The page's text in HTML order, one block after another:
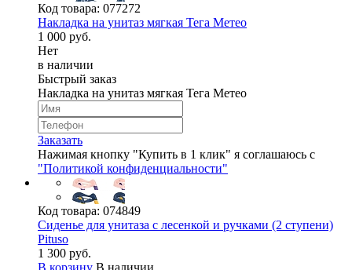
Код товара: 077272
Накладка на унитаз мягкая Тега Mетео
1 000 руб.
Нет
в наличии
Быстрый заказ
Накладка на унитаз мягкая Тега Mетео
Заказать
Нажимая кнопку "Купить в 1 клик" я соглашаюсь с
"Политикой конфиденциальности"
Код товара: 074849
Сиденье для унитаза с лесенкой и ручками (2 ступени)
Pituso
1 300 руб.
В корзину В наличии